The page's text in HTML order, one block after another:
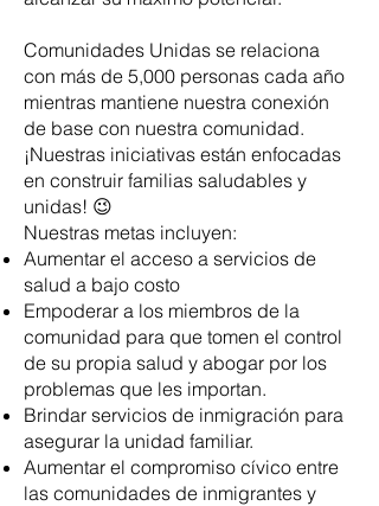
Comunidades Unidas se relaciona
con más de 5,000 personas cada año
mientras mantiene nuestra conexión
de base con nuestra comunidad.
¡Nuestras iniciativas están enfocadas
en construir familias saludables y
unidas! 😉
Nuestras metas incluyen:
Aumentar el acceso a servicios de
salud a bajo costo
Empoderar a los miembros de la
comunidad para que tomen el control
de su propia salud y abogar por los
problemas que les importan.
Brindar servicios de inmigración para
asegurar la unidad familiar.
Aumentar el compromiso cívico entre
las comunidades de inmigrantes y